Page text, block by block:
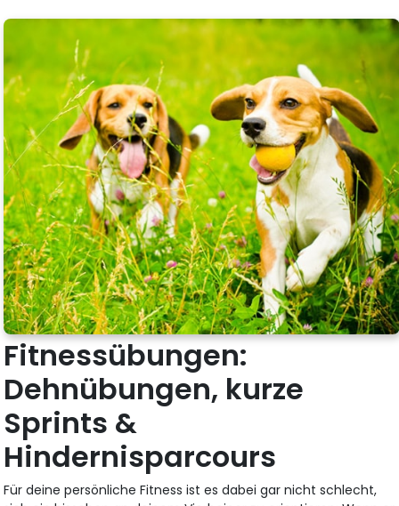
Fitnessübungen:
Dehnübungen, kurze
Sprints &
Hindernisparcours
Für deine persönliche Fitness ist es dabei gar nicht schlecht,